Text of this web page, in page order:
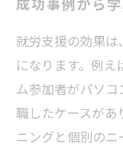
就労支援の効果
になります。例
ム参加者がパソ
職したケースがあ
ニングと個別のニ